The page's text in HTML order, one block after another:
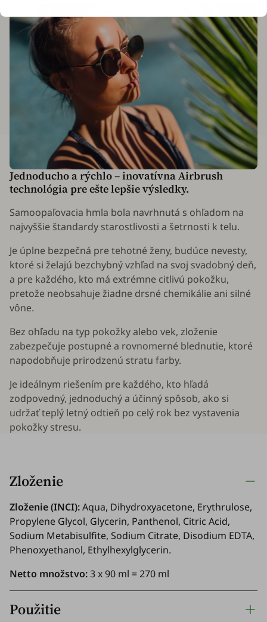
Jednoducho a rýchlo – inovatívna Airbrush
technológia pre ešte lepšie výsledky.
Samoopaľovacia hmla bola navrhnutá s ohľadom na
najvyššie štandardy starostlivosti a šetrnosti k telu.
Je úplne bezpečná pre tehotné ženy, budúce nevesty,
ktoré si želajú bezchybný vzhľad na svoj svadobný deň,
a pre každého, kto má extrémne citlivú pokožku,
pretože neobsahuje žiadne drsné chemikálie ani silné
vône.
Bez ohľadu na typ pokožky alebo vek, zloženie
zabezpečuje postupné a rovnomerné blednutie, ktoré
napodobňuje prirodzenú stratu farby.
Je ideálnym riešením pre každého, kto hľadá
zodpovedný, jednoduchý a účinný spôsob, ako si
udržať teplý letný odtieň po celý rok bez vystavenia
pokožky stresu.
Zloženie
Zloženie (INCI):Aqua, Dihydroxyacetone, Erythrulose,
Propylene Glycol, Glycerin, Panthenol, Citric Acid,
Sodium Metabisulfite, Sodium Citrate, Disodium EDTA,
Phenoxyethanol, Ethylhexylglycerin.
Netto množstvo:3 x 90 ml = 270 ml
Použitie